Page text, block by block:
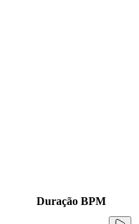
Duração BPM